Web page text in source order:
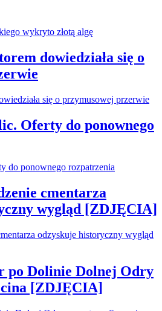
dowiedziała się o
Oferty do ponownego
cmentarza
wygląd [ZDJĘCIA]
po Dolinie Dolnej Odry
[ZDJĘCIA]